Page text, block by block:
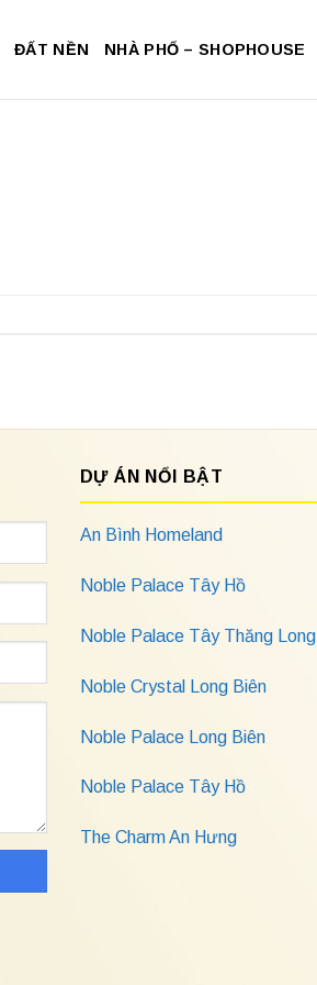
ĐẤT NỀN NHÀ PHỐ – SHOPHOUSE
DỰ ÁN NỔI BẬT
An Bình Homeland
Noble Palace Tây Hồ
Noble Palace Tây Thăng Long
Noble Crystal Long Biên
Noble Palace Long Biên
Noble Palace Tây Hồ
The Charm An Hưng